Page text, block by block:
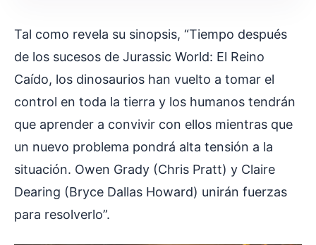
Tal como revela su sinopsis, “Tiempo después
de los sucesos de Jurassic World: El Reino
Caído, los dinosaurios han vuelto a tomar el
control en toda la tierra y los humanos tendrán
que aprender a convivir con ellos mientras que
un nuevo problema pondrá alta tensión a la
situación. Owen Grady (Chris Pratt) y Claire
Dearing (Bryce Dallas Howard) unirán fuerzas
para resolverlo”.